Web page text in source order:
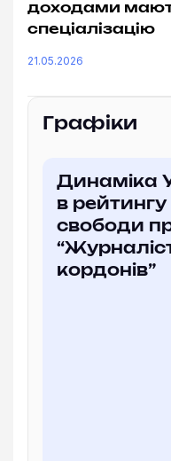
доходами
спеціалізацію
21.05.2026
Графіки
Динаміка
в рейтингу
свободи
кордонів”